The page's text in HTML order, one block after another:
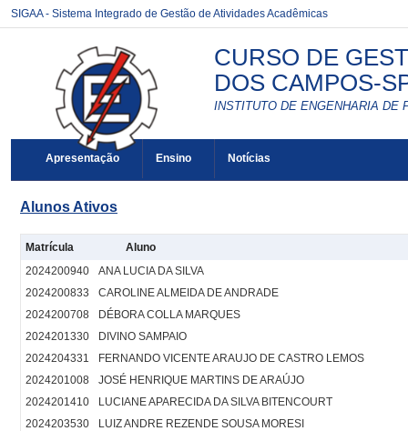
SIGAA - Sistema Integrado de Gestão de Atividades Acadêmicas
CURSO DE
DOS CAMPOS-
INSTITUTO DE ENGENHARIA DE
Apresentação Ensino Notícias
Alunos Ativos
Matrícula
Aluno
2024200940
ANA LUCIA DA SILVA
2024200833
CAROLINE ALMEIDA DE ANDRADE
2024200708
DÉBORA COLLA MARQUES
2024201330
DIVINO SAMPAIO
2024204331
FERNANDO VICENTE ARAUJO DE CASTRO LEMOS
2024201008
JOSÉ HENRIQUE MARTINS DE ARAÚJO
2024201410
LUCIANE APARECIDA DA SILVA BITENCOURT
2024203530
LUIZ ANDRE REZENDE SOUSA MORESI